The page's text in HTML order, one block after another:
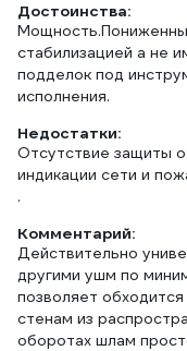
Достоинства:
стабилизацией а не
подделок под
исполнения.
Недостатки:
Отсутствие защиты
индикации сети и
.
Комментарий:
Действительно
другими ушм по
позволяет
стенам из
оборотах шлам